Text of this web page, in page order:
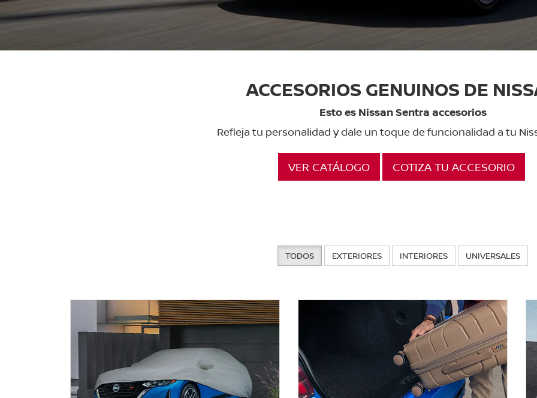
ACCESORIOS GENUINOS DE
Esto es Nissan Sentra accesorios
Refleja tu personalidad y dale un toque de funcionalidad a tu
VER CATÁLOGO COTIZA TU ACCESORIO
TODOS EXTERIORES INTERIORES UNIVERSALES